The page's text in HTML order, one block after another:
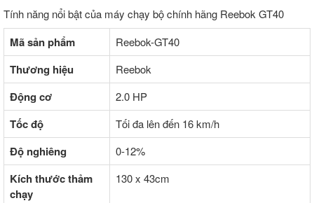
Tính năng nổi bật của máy chạy bộ chính hãng Reebok GT40
Mã sản phẩm Reebok-GT40
Thương hiệu Reebok
Động cơ 2.0 HP
Tốc độ Tối đa lên đến 16 km/h
Độ nghiêng 0-12%
Kích thước thảm
chạy
130 x 43cm